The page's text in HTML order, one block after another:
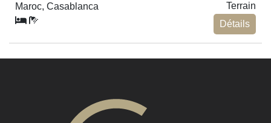
Maroc, Casablanca
Terrain
Détails